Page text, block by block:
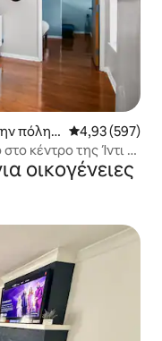
πόλη I
Μέση
4,93 (597)
κέντρο της Ίντι •
οικογένειες